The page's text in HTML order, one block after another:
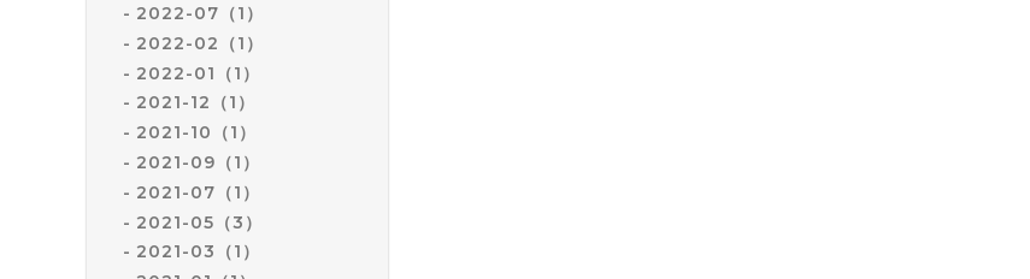
2022-07（1）
2022-02（1）
2022-01（1）
2021-12（1）
2021-10（1）
2021-09（1）
2021-07（1）
2021-05（3）
2021-03（1）